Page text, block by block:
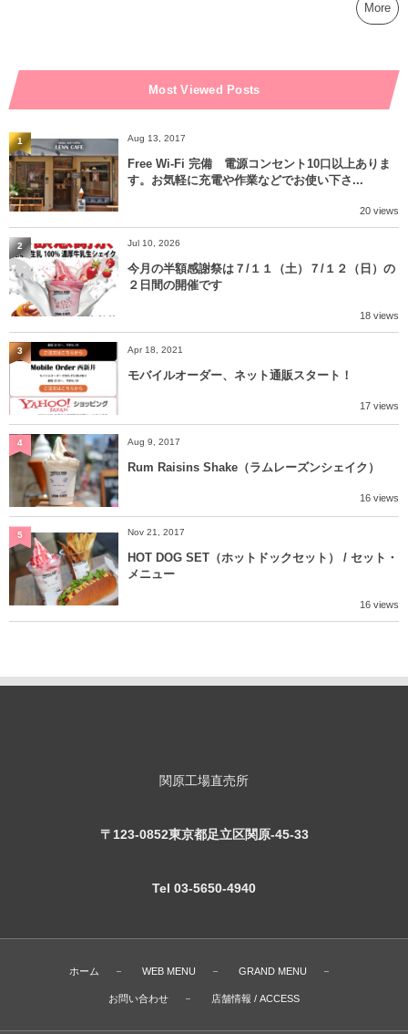
More
Most Viewed Posts
Aug 13, 2017
Free Wi-Fi 完備 電源コンセント10口以上ありま
す。お気軽に充電や作業などでお使い下さ...
20 views
1
Jul 10, 2026
今月の半額感謝祭は７/１１（土）７/１２（日）の
２日間の開催です
18 views
2
Apr 18, 2021
モバイルオーダー、ネット通販スタート！
17 views
3
Aug 9, 2017
Rum Raisins Shake（ラムレーズンシェイク）
16 views
4
Nov 21, 2017
HOT DOG SET（ホットドックセット） / セット・
メニュー
16 views
5
関原工場直売所
〒123-0852東京都足立区関原-45-33
Tel 03-5650-4940
ホーム WEB MENU GRAND MENU
お問い合わせ 店舗情報 / ACCESS